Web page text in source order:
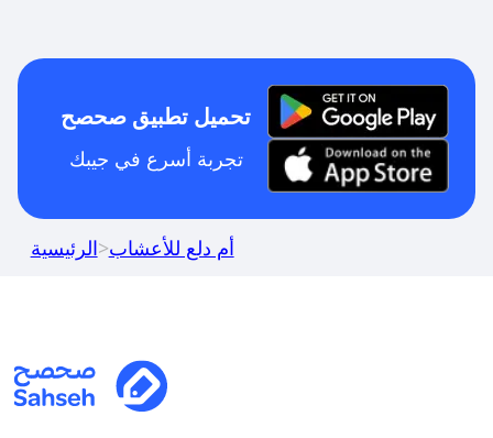
تحميل تطبيق صحصح
تجربة أسرع في جيبك
الرئيسية>أم دلع للأعشاب